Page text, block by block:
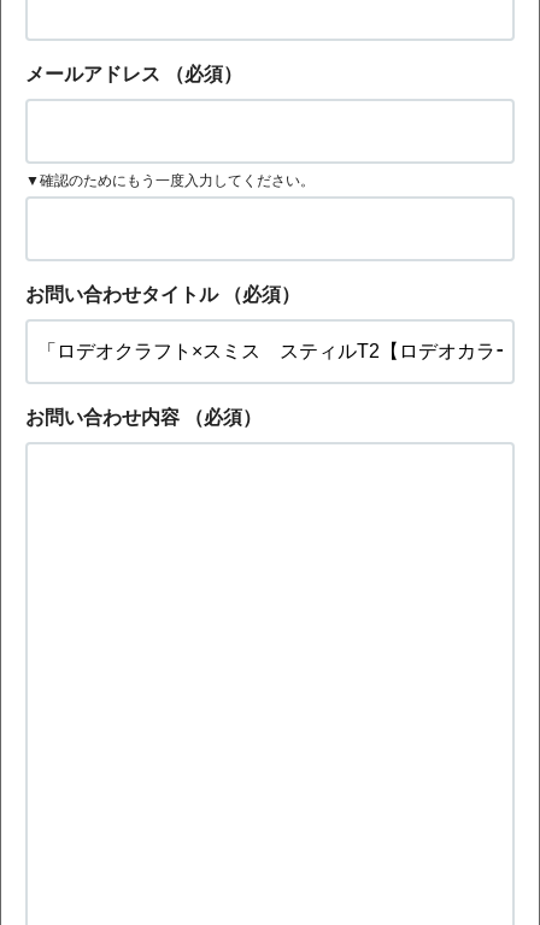
メールアドレス （必須）
▼確認のためにもう一度入力してください。
お問い合わせタイトル （必須）
お問い合わせ内容 （必須）